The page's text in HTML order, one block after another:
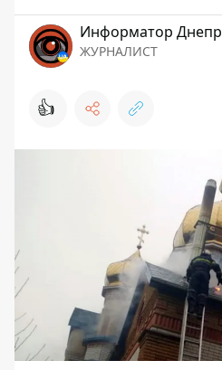
Информатор Днепр
ЖУРНАЛИСТ
👍